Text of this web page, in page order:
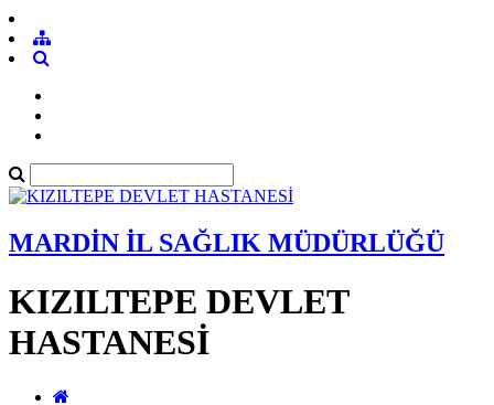
MARDİN İL SAĞLIK MÜDÜRLÜĞÜ
KIZILTEPE DEVLET
HASTANESİ